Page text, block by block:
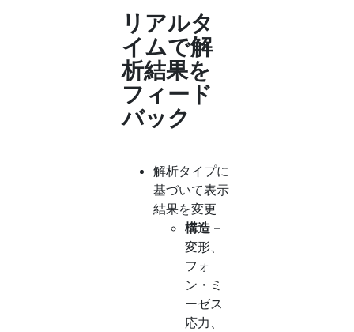
リアルタ
イムで解
析結果を
フィード
バック
解析タイプに
基づいて表示
結果を変更
構造–
変形、
フォ
ン・ミ
ーゼス
応力、